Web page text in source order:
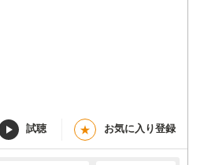
試聴 ★ お気に入り登録